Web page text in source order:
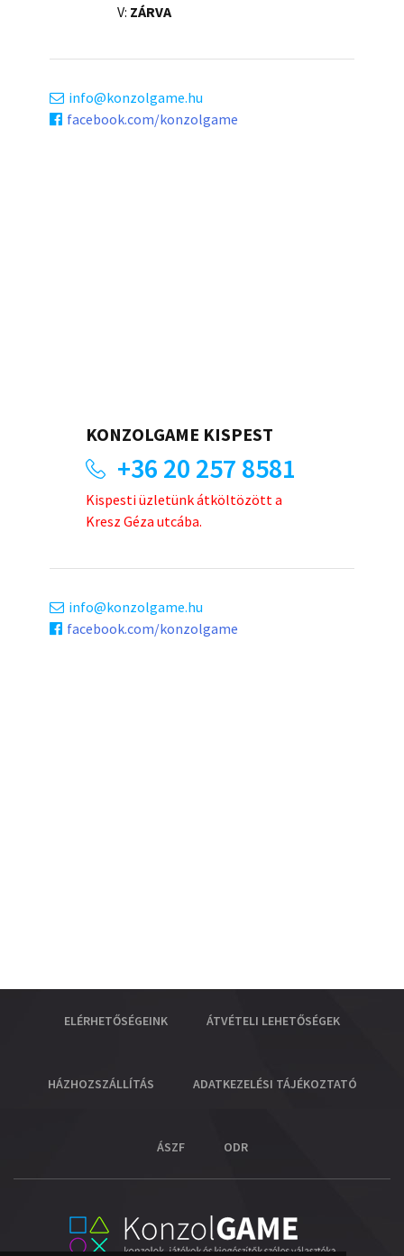
V: ZÁRVA
info
konzolgame.hu
facebook.com/konzolgame
KONZOLGAME KISPEST
+36 20 257 8581
Kispesti üzletünk átköltözött a
Kresz Géza utcába.
info
konzolgame.hu
facebook.com/konzolgame
ELÉRHETŐSÉGEINK ÁTVÉTELI LEHETŐSÉGEK
HÁZHOZSZÁLLÍTÁS ADATKEZELÉSI TÁJÉKOZTATÓ
ÁSZF ODR